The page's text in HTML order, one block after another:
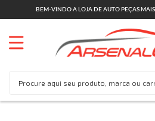
BEM-VINDO A LOJA DE AUTO PEÇAS